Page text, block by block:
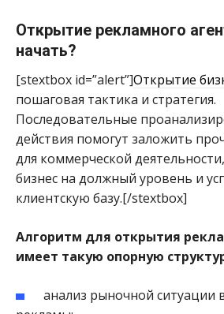
Открытие рекламного
начать?
[stextbox id=”alert”]Открытие
пошаговая тактика и стратегия.
Последовательные
действия помогут заложить
для коммерческой
бизнес на должный уровень и
клиентскую базу.[/stextbox]
Алгоритм для открытия
имеет такую опорную
анализ рыночной ситуации